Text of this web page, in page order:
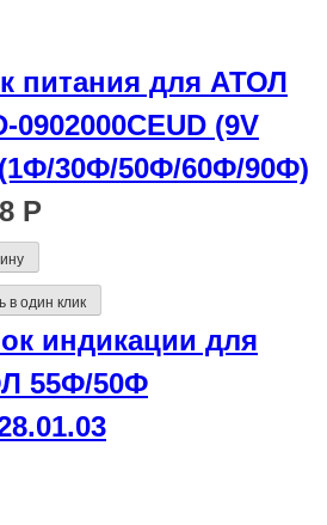
питания для АТОЛ
0902000CEUD (9V
30Ф/50Ф/60Ф/90Ф)
Р
в один клик